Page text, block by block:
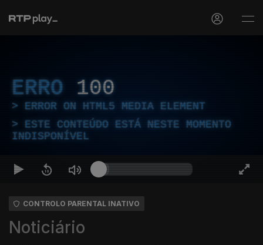
ERRO 100
ERROR ON HTML5 MEDIA ELEMENT
ESTE CONTEÚDO ESTÁ NESTE MOMENTO
INDISPONÍVEL
CONTROLO PARENTAL INATIVO
Noticiário